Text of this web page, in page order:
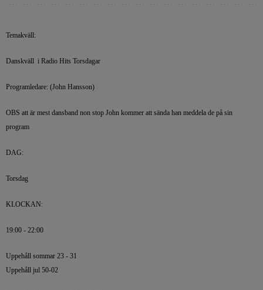
Temakväll:
Danskväll i Radio Hits Torsdagar
Programledare: (John Hansson)
OBS att är mest dansband non stop John kommer att sända han meddela de på sin
program
DAG:
Torsdag
KLOCKAN:
19:00 - 22:00
Uppehåll sommar 23 - 31
Uppehåll jul 50-02